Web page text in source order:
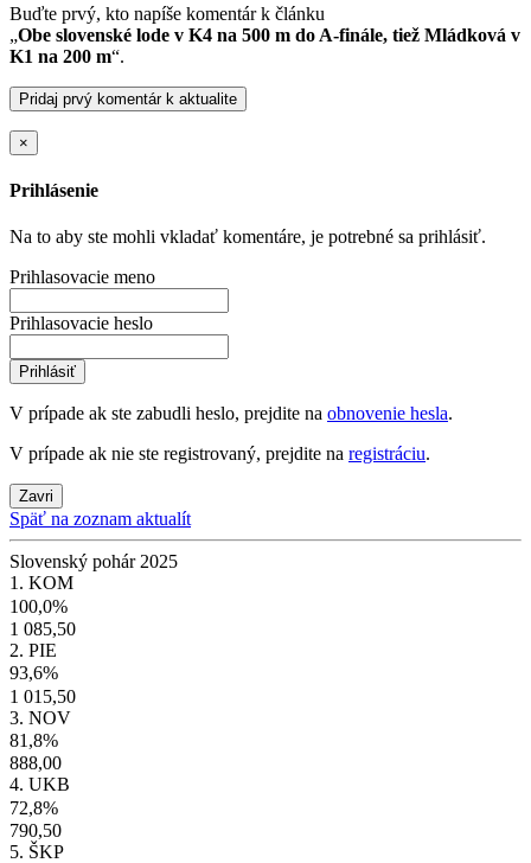
Buďte prvý, kto napíše komentár k článku
„Obe slovenské lode v K4 na 500 m do A-finále, tiež Mládková v
K1 na 200 m“.
Pridaj prvý komentár k aktualite
×
Prihlásenie
Na to aby ste mohli vkladať komentáre, je potrebné sa prihlásiť.
Prihlasovacie meno
Prihlasovacie heslo
Prihlásiť
V prípade ak ste zabudli heslo, prejdite na obnovenie hesla.
V prípade ak nie ste registrovaný, prejdite na registráciu.
Zavri
Späť na zoznam aktualít
Slovenský pohár 2025
1. KOM
100,0%
1 085,50
2. PIE
93,6%
1 015,50
3. NOV
81,8%
888,00
4. UKB
72,8%
790,50
5. ŠKP